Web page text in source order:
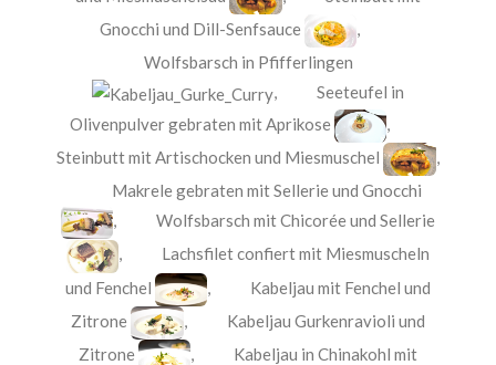
Gnocchi und Dill-Senfsauce
,
Wolfsbarsch in Pfifferlingen
, Seeteufel in
Olivenpulver gebraten mit Aprikose
,
Steinbutt mit Artischocken und Miesmuschel
,
Makrele gebraten mit Sellerie und Gnocchi
,Wolfsbarsch mit Chicorée und Sellerie
, Lachsfilet confiert mit Miesmuscheln
und Fenchel
Kabeljau mit Fenchel und
Zitrone
, Kabeljau Gurkenravioli und
Zitrone
, Kabeljau in Chinakohl mit